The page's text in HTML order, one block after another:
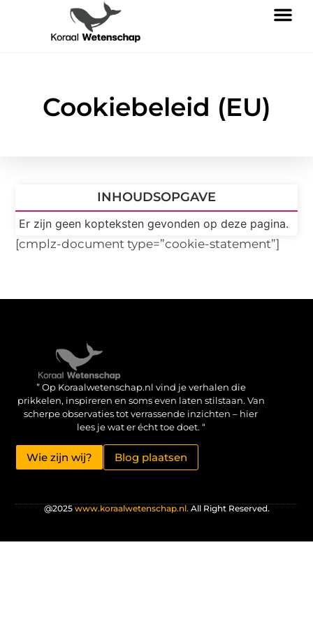
Cookiebeleid (EU)
[cmplz-document type=”cookie-statement”]
INHOUDSOPGAVE
Er zijn geen kopteksten gevonden op deze pagina.
” Op Koraalwetenschap.nl vind je verhalen die
prikkelen, inspireren en soms even laten stilstaan. Van
scherpe observaties tot verrassende inzichten – hier
lees je wat er écht toe doet. “
Wie zijn wij? Blog plaatsen
@2025 www.koraalwetenschap.nl. All Right Reserved.